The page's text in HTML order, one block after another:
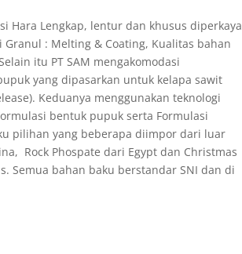
Hara Lengkap, lentur dan khusus diperkaya
Granul : Melting & Coating, Kualitas bahan
itu PT SAM mengakomodasi
yang dipasarkan untuk kelapa sawit
Keduanya menggunakan teknologi
bentuk pupuk serta Formulasi
pilihan yang beberapa diimpor dari luar
Rock Phospate dari Egypt dan Christmas
Semua bahan baku berstandar SNI dan di